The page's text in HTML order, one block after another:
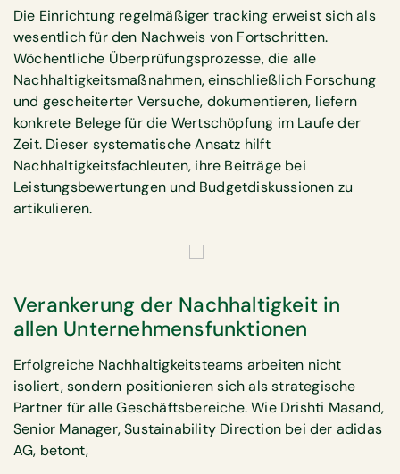
Die Einrichtung regelmäßiger tracking erweist sich als
wesentlich für den Nachweis von Fortschritten.
Wöchentliche Überprüfungsprozesse, die alle
Nachhaltigkeitsmaßnahmen, einschließlich Forschung
und gescheiterter Versuche, dokumentieren, liefern
konkrete Belege für die Wertschöpfung im Laufe der
Zeit. Dieser systematische Ansatz hilft
Nachhaltigkeitsfachleuten, ihre Beiträge bei
Leistungsbewertungen und Budgetdiskussionen zu
artikulieren.
Verankerung der Nachhaltigkeit in
allen Unternehmensfunktionen
Erfolgreiche Nachhaltigkeitsteams arbeiten nicht
isoliert, sondern positionieren sich als strategische
Partner für alle Geschäftsbereiche. Wie Drishti Masand,
Senior Manager, Sustainability Direction bei der adidas
AG, betont,